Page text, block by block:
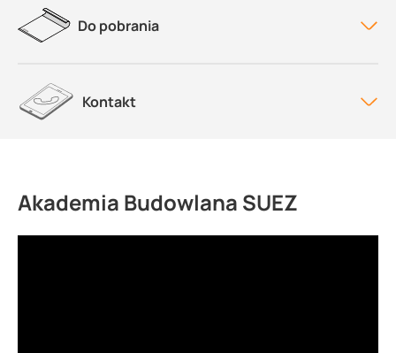
Do pobrania
Kontakt
Akademia Budowlana SUEZ